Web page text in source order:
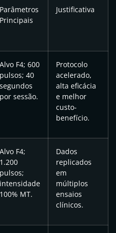
Parâmetros
Principais
Justificativa
Alvo F4; 600
pulsos; 40
segundos
por sessão.
Protocolo
acelerado,
alta eficácia
e melhor
custo-
benefício.
Alvo F4;
1.200
pulsos;
intensidade
100% MT.
Dados
replicados
em
múltiplos
ensaios
clínicos.